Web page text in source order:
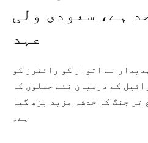
ہے، سعودی ولی
عہد
نے اتوار کو رائٹرز کو
کے درمیان نئے حملوں کا
تر جنگ کا خدشہ مزید بڑھ گیا
ہے۔